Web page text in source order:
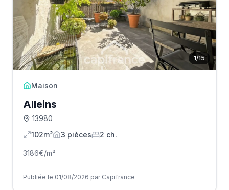
1/15
Maison
Alleins
13980
102m²
3 pièces 2 ch.
3186€/m²
Publiée le 01/08/2026 par Capifrance